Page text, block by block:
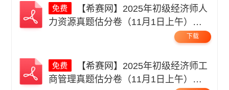
力资源真题估分卷（11月1日上午）无
下载
商管理真题估分卷（11月1日上午）无